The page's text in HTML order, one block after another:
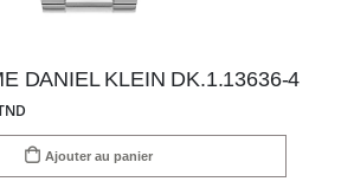
DANIEL KLEIN DK.1.13636-4
Ajouter au panier